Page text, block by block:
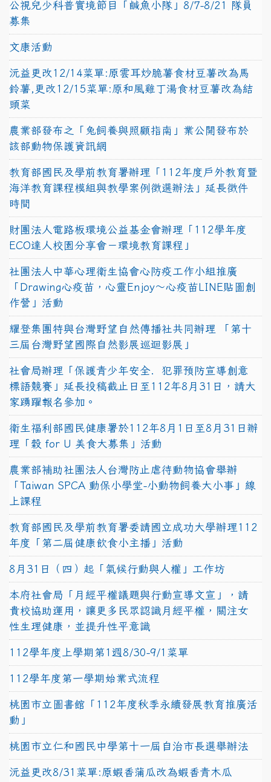
公視兒少科普實境節目「鹹魚小隊」8/7-8/21 隊員
募集
文康活動
沅益更改12/14菜單:原雲耳炒脆薯食材豆薯改為馬
鈴薯,更改12/15菜單:原和風雞丁湯食材豆薯改為結
頭菜
農業部發布之「兔飼養與照顧指南」業公開發布於
該部動物保護資訊網
教育部國民及學前教育署辦理「112年度戶外教育暨
海洋教育課程模組與教學案例徵選辦法」延長徵件
時間
財團法人電路板環境公益基金會辦理「112學年度
ECO達人校園分享會－環境教育課程」
社團法人中華心理衛生協會心防疫工作小組推廣
「Drawing心疫苗，心靈Enjoy〜心疫苗LINE貼圖創
作營」活動
耀登集團特與台灣野望自然傳播社共同辦理 「第十
三屆台灣野望國際自然影展巡迴影展」
社會局辦理「保護青少年安全．犯罪預防宣導創意
標語競賽」延長投稿截止日至112年8月31日，請大
家踴躍報名參加。
衛生福利部國民健康署於112年8月1日至8月31日辦
理「穀 for U 美食大募集」活動
農業部補助社團法人台灣防止虐待動物協會舉辦
「Taiwan SPCA 動保小學堂-小動物飼養大小事」線
上課程
教育部國民及學前教育署委請國立成功大學辦理112
年度「第二屆健康飲食小主播」活動
8月31日（四）起「氣候行動與人權」工作坊
本府社會局「月經平權議題與行動宣導文宣」，請
貴校協助運用，讓更多民眾認識月經平權，關注女
性生理健康，並提升性平意識
112學年度上學期第1週8/30-9/1菜單
112學年度第一學期始業式流程
桃園市立圖書館「112年度秋季永續發展教育推廣活
動」
桃園市立仁和國民中學第十一屆自治市長選舉辦法
沅益更改8/31菜單:原蝦香蒲瓜改為蝦香青木瓜